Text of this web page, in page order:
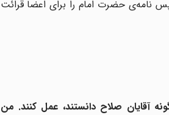
نامهی حضرت امام را برای اعضا قرائت
آقایان صلاح دانستند، عمل کنند. من